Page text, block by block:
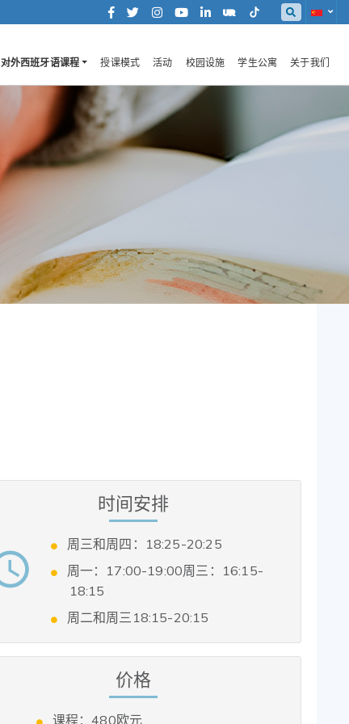
对外西班牙语课程 授课模式 活动 校园设施 学生公寓 关于我们
时间安排
周三和周四：18:25-20:25
周一：17:00-19:00周三：16:15-
18:15
周二和周三18:15-20:15
价格
课程：480欧元